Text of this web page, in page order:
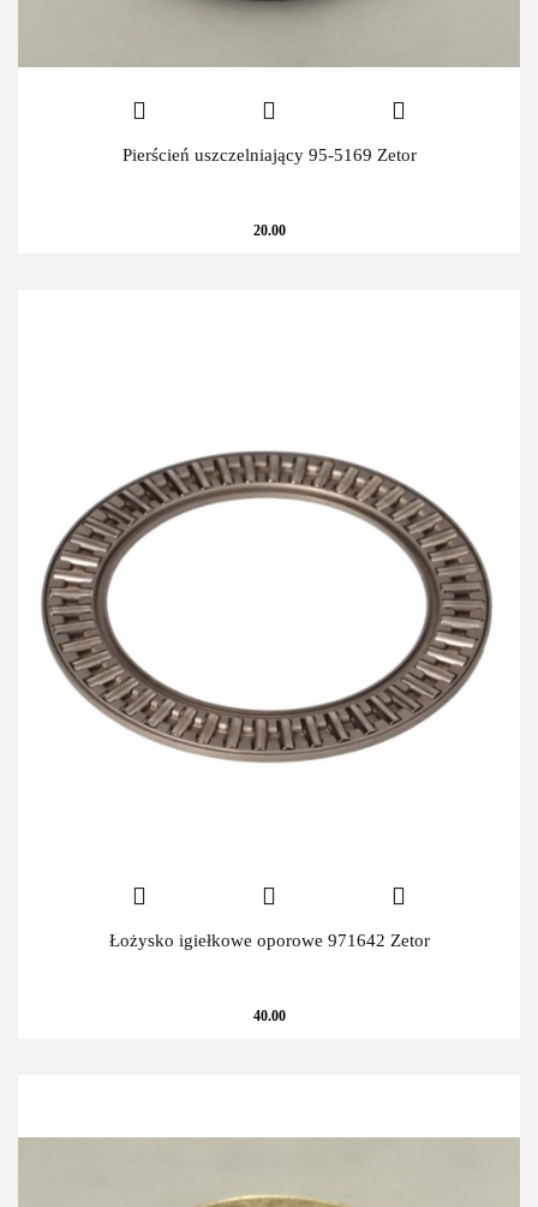
Pierścień uszczelniający 95-5169 Zetor
20.00
Łożysko igiełkowe oporowe 971642 Zetor
40.00